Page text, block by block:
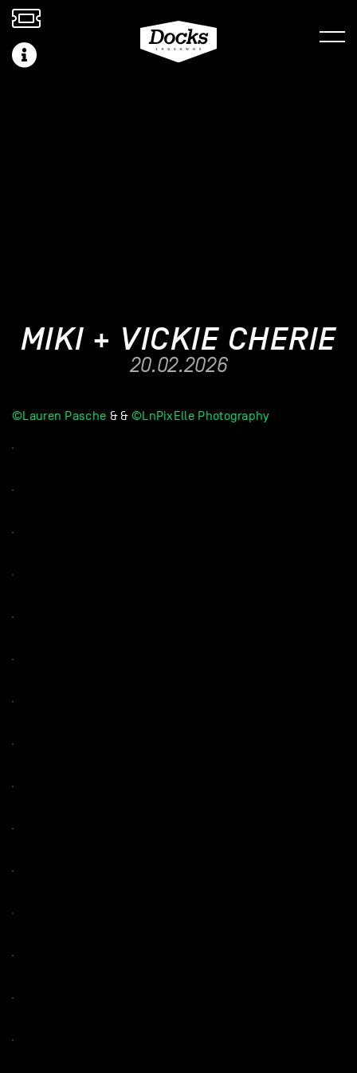
MIKI + VICKIE CHERIE
20.02.2026
©Lauren Pasche & & ©LnPixElle Photography